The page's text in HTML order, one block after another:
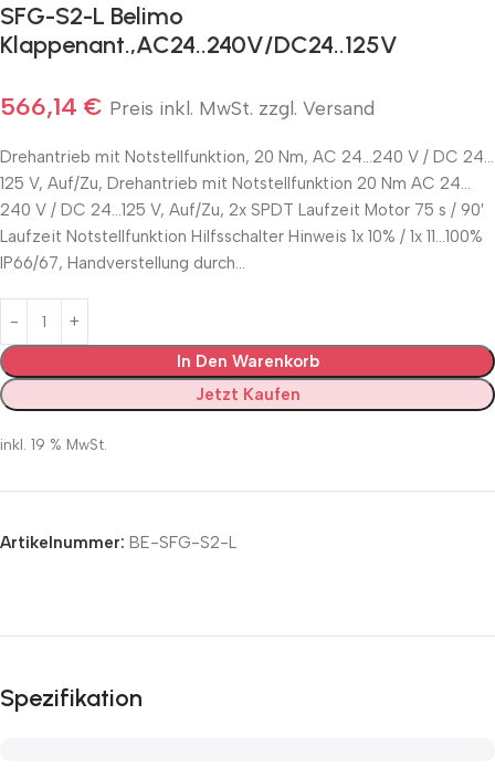
SFG-S2-L Belimo
Klappenant.,AC24..240V/DC24..125V
566,14 € Preis inkl. MwSt. zzgl. Versand
Drehantrieb mit Notstellfunktion, 20 Nm, AC 24…240 V / DC 24…
125 V, Auf/Zu, Drehantrieb mit Notstellfunktion 20 Nm AC 24…
240 V / DC 24…125 V, Auf/Zu, 2x SPDT Laufzeit Motor 75 s / 90′
Laufzeit Notstellfunktion Hilfsschalter Hinweis 1x 10% / 1x 11…100%
IP66/67, Handverstellung durch…
In Den Warenkorb
Jetzt Kaufen
inkl. 19 % MwSt.
Artikelnummer: BE-SFG-S2-L
Spezifikation